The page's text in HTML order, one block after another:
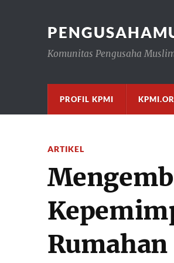
Komunitas Pengusaha
PROFIL KPMI
ARTIKEL
Rumahan